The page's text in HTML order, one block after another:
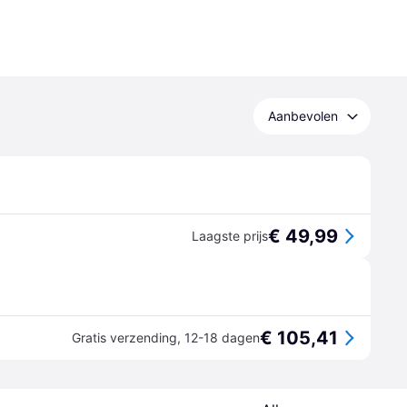
Aanbevolen
Laagste prijs€ 49,99
Gratis verzending, 12-18 dagen€ 105,41